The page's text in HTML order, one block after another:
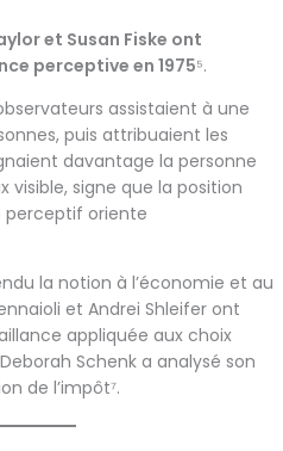
et Susan Fiske ont
perceptive en 1975⁵.
assistaient à une
puis attribuaient les
davantage la personne
visible, signe que la position
perceptif oriente
la notion à l’économie et au
et Andrei Shleifer ont
appliquée aux choix
Schenk a analysé son
de l’impôt⁷.